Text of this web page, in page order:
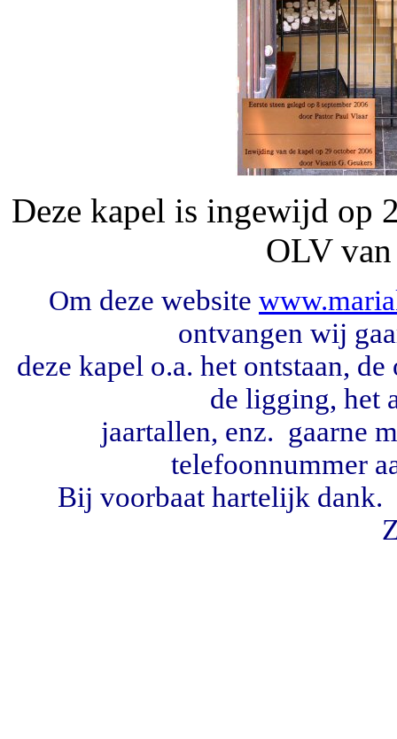
Deze kapel is ingewijd op
OLV
Om deze website
ontvangen wij
deze kapel o.a. het ontstaan,
de ligging, het
jaartallen, enz. gaarne
telefoonnummer
Bij voorbaat hartelijk